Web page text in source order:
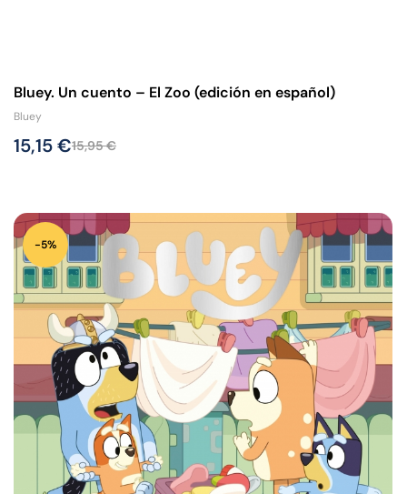
Bluey. Un cuento – El Zoo (edición en español)
Bluey
15,95€
15,15€
-5%